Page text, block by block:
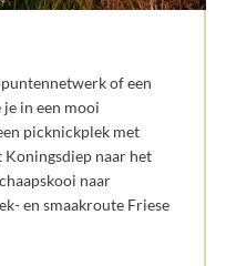
of een
in een mooi
picknickplek met
naar het
naar
en smaakroute Friese